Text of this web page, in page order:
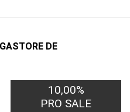
DE
10,00%
PRO SALE